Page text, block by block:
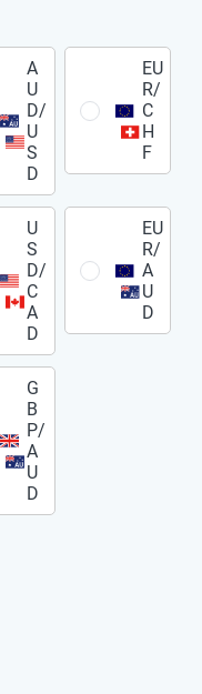
A
U
D/
U
S
D
EU
R/
C
H
F
U
S
D/
C
A
D
EU
R/
A
U
D
G
B
P/
A
U
D